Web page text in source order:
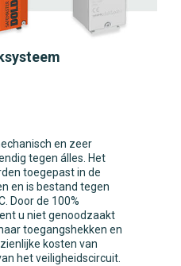
en zeer
tegen álles. Het
toegepast in de
en is bestand tegen
Door de 100%
u niet genoodzaakt
toegangshekken en
kosten van
het veiligheidscircuit.